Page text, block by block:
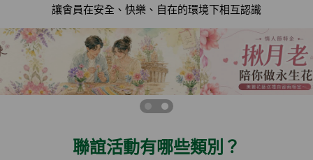
讓會員在安全、快樂、自在的環境下相互認識
聯誼活動有哪些類別？